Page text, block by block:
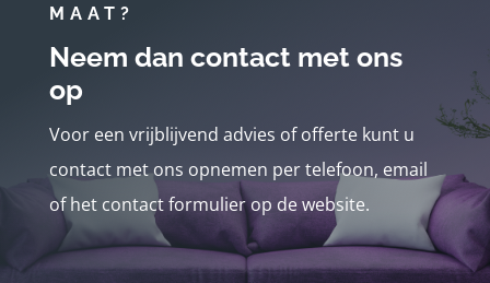
MAAT?
Neem dan contact met ons
op
Voor een vrijblijvend advies of offerte kunt u
contact met ons opnemen per telefoon, email
of het contact formulier op de website.